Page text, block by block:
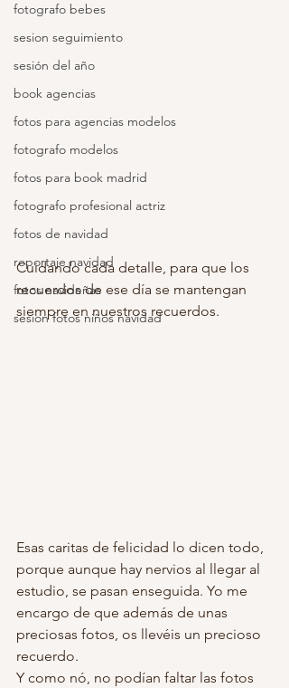
fotografo bebes
sesion seguimiento
sesión del año
book agencias
fotos para agencias modelos
fotografo modelos
fotos para book madrid
fotografo profesional actriz
fotos de navidad
reportaje navidad
fotos navideñas
sesion fotos niños navidad
Cuidando cada detalle, para que los
recuerdos de ese día se mantengan
siempre en nuestros recuerdos.
Esas caritas de felicidad lo dicen todo,
porque aunque hay nervios al llegar al
estudio, se pasan enseguida. Yo me
encargo de que además de unas
preciosas fotos, os llevéis un precioso
recuerdo.
Y como nó, no podían faltar las fotos